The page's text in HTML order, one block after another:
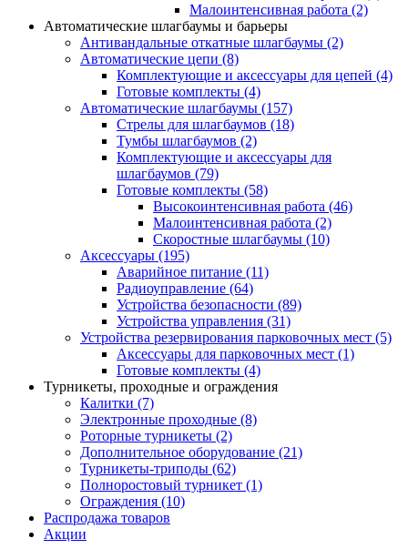
Малоинтенсивная работа (2)
Автоматические шлагбаумы и барьеры
Антивандальные откатные шлагбаумы (2)
Автоматические цепи (8)
Комплектующие и аксессуары для цепей (4)
Готовые комплекты (4)
Автоматические шлагбаумы (157)
Стрелы для шлагбаумов (18)
Тумбы шлагбаумов (2)
Комплектующие и аксессуары для
шлагбаумов (79)
Готовые комплекты (58)
Высокоинтенсивная работа (46)
Малоинтенсивная работа (2)
Скоростные шлагбаумы (10)
Аксессуары (195)
Аварийное питание (11)
Радиоуправление (64)
Устройства безопасности (89)
Устройства управления (31)
Устройства резервирования парковочных мест (5)
Аксессуары для парковочных мест (1)
Готовые комплекты (4)
Турникеты, проходные и ограждения
Калитки (7)
Электронные проходные (8)
Роторные турникеты (2)
Дополнительное оборудование (21)
Турникеты-триподы (62)
Полноростовый турникет (1)
Ограждения (10)
Распродажа товаров
Акции